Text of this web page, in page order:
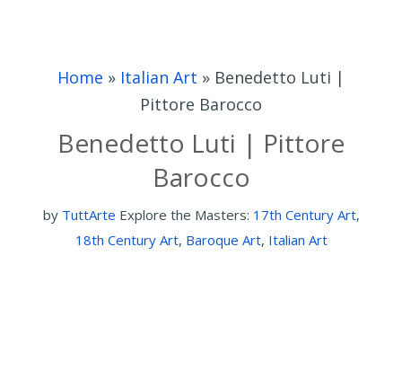
Home » Italian Art » Benedetto Luti |
Pittore Barocco
Benedetto Luti | Pittore
Barocco
by TuttArte Explore the Masters: 17th Century Art,
18th Century Art, Baroque Art, Italian Art